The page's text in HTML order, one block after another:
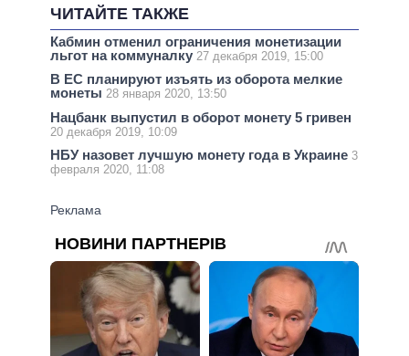
ЧИТАЙТЕ ТАКЖЕ
Кабмин отменил ограничения монетизации
льгот на коммуналку 27 декабря 2019, 15:00
В ЕС планируют изъять из оборота мелкие
монеты 28 января 2020, 13:50
Нацбанк выпустил в оборот монету 5 гривен
20 декабря 2019, 10:09
НБУ назовет лучшую монету года в Украине 3
февраля 2020, 11:08